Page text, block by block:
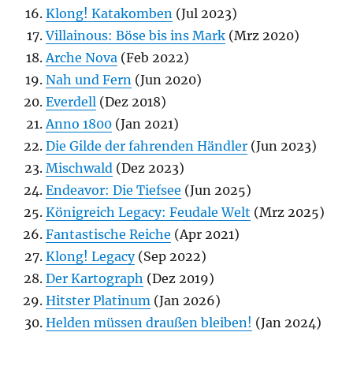
Klong! Katakomben (Jul 2023)
Villainous: Böse bis ins Mark (Mrz 2020)
Arche Nova (Feb 2022)
Nah und Fern (Jun 2020)
Everdell (Dez 2018)
Anno 1800 (Jan 2021)
Die Gilde der fahrenden Händler (Jun 2023)
Mischwald (Dez 2023)
Endeavor: Die Tiefsee (Jun 2025)
Königreich Legacy: Feudale Welt (Mrz 2025)
Fantastische Reiche (Apr 2021)
Klong! Legacy(Sep 2022)
Der Kartograph (Dez 2019)
Hitster Platinum (Jan 2026)
Helden müssen draußen bleiben! (Jan 2024)